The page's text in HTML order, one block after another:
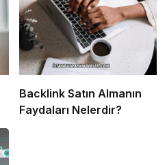
Backlink Satın Almanın
Faydaları Nelerdir?